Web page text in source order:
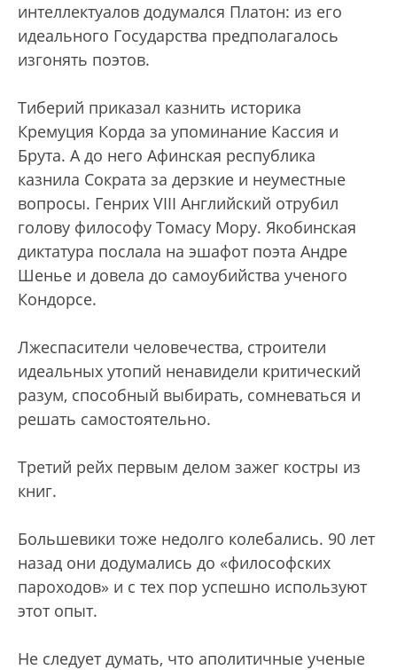
интеллектуалов додумался Платон: из его
идеального Государства предполагалось
изгонять поэтов.
Тиберий приказал казнить историка
Кремуция Корда за упоминание Кассия и
Брута. А до него Афинская республика
казнила Сократа за дерзкие и неуместные
вопросы. Генрих VIII Английский отрубил
голову философу Томасу Мору. Якобинская
диктатура послала на эшафот поэта Андре
Шенье и довела до самоубийства ученого
Кондорсе.
Лжеспасители человечества, строители
идеальных утопий ненавидели критический
разум, способный выбирать, сомневаться и
решать самостоятельно.
Третий рейх первым делом зажег костры из
книг.
Большевики тоже недолго колебались. 90 лет
назад они додумались до «философских
пароходов» и с тех пор успешно используют
этот опыт.
Не следует думать, что аполитичные ученые